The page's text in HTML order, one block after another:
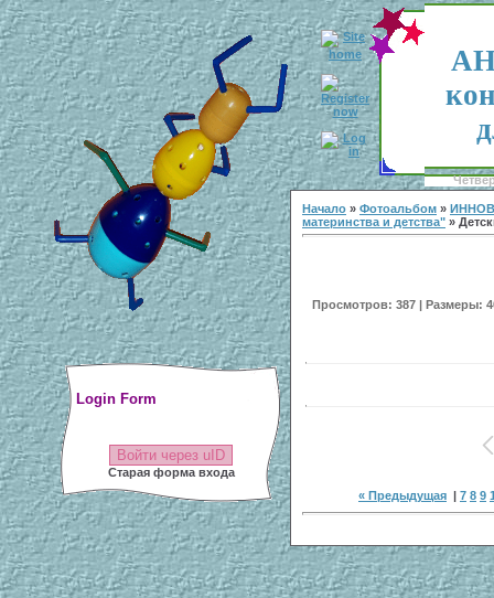
Login Form
Войти через uID
Старая форма входа
Начало » Фотоальбом »
материнства и детства" »
Просмотров: 387 | Размеры:
« Предыдущая | 7 8 9